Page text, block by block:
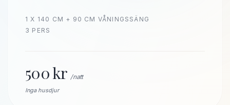
1 X 140 CM + 90 CM VÅNINGSSÄNG
3 PERS
500kr / natt
Inga husdjur